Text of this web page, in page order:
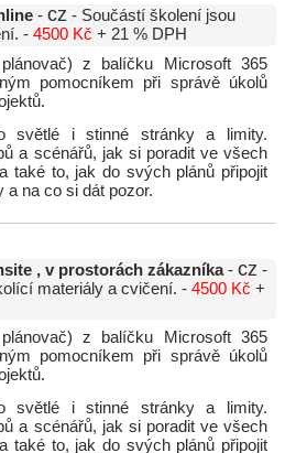
- cz - Součástí školení jsou
- 4500 Kč + 21 % DPH
z balíčku Microsoft 365
pomocníkem při správě úkolů
světlé i stinné stránky a limity.
a scénářů, jak si poradit ve všech
také to, jak do svých plánů připojit
na co si dát pozor.
, v prostorách zákazníka- cz -
materiály a cvičení. - 4500 Kč +
z balíčku Microsoft 365
pomocníkem při správě úkolů
světlé i stinné stránky a limity.
a scénářů, jak si poradit ve všech
také to, jak do svých plánů připojit